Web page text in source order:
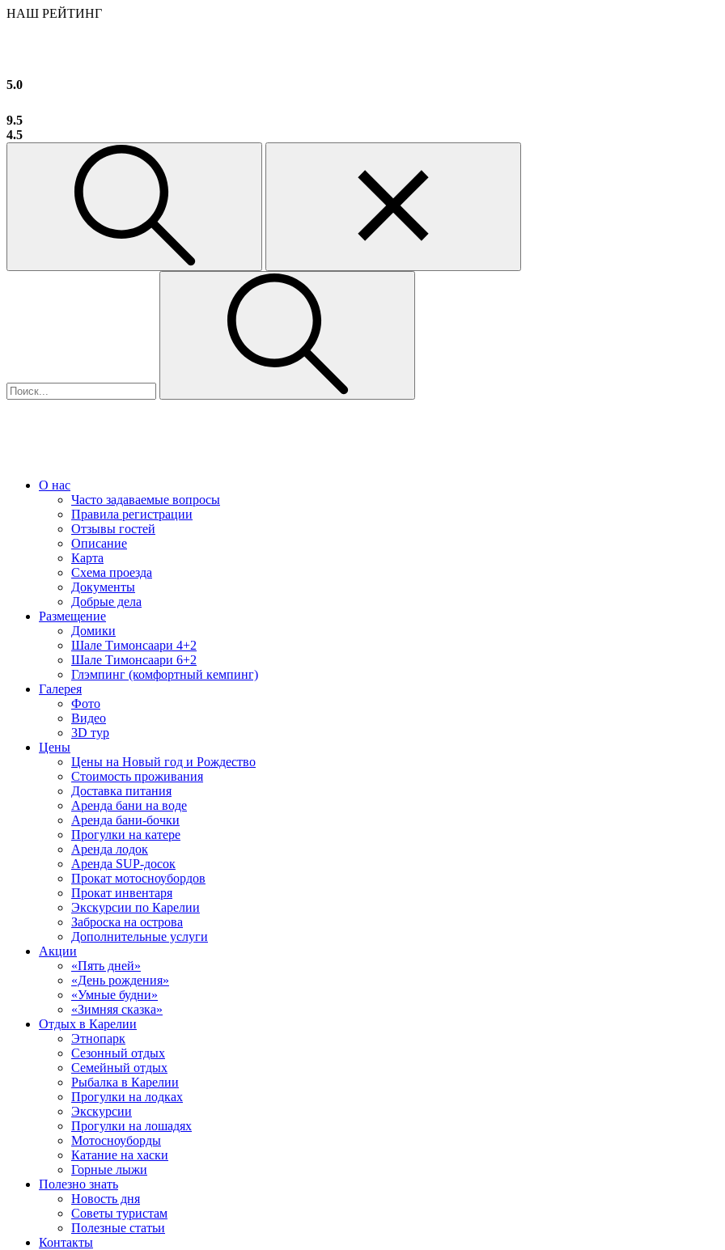
НАШ РЕЙТИНГ
5.0
9.5
4.5
О нас
Часто задаваемые вопросы
Правила регистрации
Отзывы гостей
Описание
Карта
Схема проезда
Документы
Добрые дела
Размещение
Домики
Шале Тимонсаари 4+2
Шале Тимонсаари 6+2
Глэмпинг (комфортный кемпинг)
Галерея
Фото
Видео
3D тур
Цены
Цены на Новый год и Рождество
Стоимость проживания
Доставка питания
Аренда бани на воде
Аренда бани-бочки
Прогулки на катере
Аренда лодок
Аренда SUP-досок
Прокат мотосноубордов
Прокат инвентаря
Экскурсии по Карелии
Заброска на острова
Дополнительные услуги
Акции
«Пять дней»
«День рождения»
«Умные будни»
«Зимняя сказка»
Отдых в Карелии
Этнопарк
Сезонный отдых
Семейный отдых
Рыбалка в Карелии
Прогулки на лодках
Экскурсии
Прогулки на лошадях
Мотосноуборды
Катание на хаски
Горные лыжи
Полезно знать
Новость дня
Советы туристам
Полезные статьи
Контакты